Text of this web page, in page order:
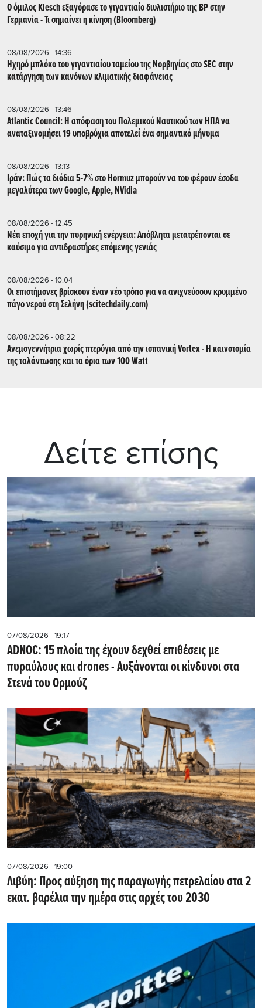
Ο όμιλος Klesch εξαγόρασε το γιγαντιαίο διυλιστήριο της BP στην
Γερμανία - Τι σημαίνει η κίνηση (Βloomberg)
08/08/2026 - 14:36
Ηχηρό μπλόκο του γιγαντιαίου ταμείου της Νορβηγίας στο SEC στην
κατάργηση των κανόνων κλιματικής διαφάνειας
08/08/2026 - 13:46
Atlantic Council: Η απόφαση του Πολεμικού Ναυτικού των ΗΠΑ να
αναταξινομήσει 19 υποβρύχια αποτελεί ένα σημαντικό μήνυμα
08/08/2026 - 13:13
Ιράν: Πώς τα διόδια 5-7% στο Hormuz μπορούν να του φέρουν έσοδα
μεγαλύτερα των Google, Apple, NVidia
08/08/2026 - 12:45
Νέα εποχή για την πυρηνική ενέργεια: Απόβλητα μετατρέπονται σε
καύσιμο για αντιδραστήρες επόμενης γενιάς
08/08/2026 - 10:04
Οι επιστήμονες βρίσκουν έναν νέο τρόπο για να ανιχνεύσουν κρυμμένο
πάγο νερού στη Σελήνη (scitechdaily.com)
08/08/2026 - 08:22
Ανεμογεννήτρια χωρίς πτερύγια από την ισπανική Vortex - Η καινοτομία
της ταλάντωσης και τα όρια των 100 Watt
Δείτε επίσης
07/08/2026 - 19:17
ADNOC: 15 πλοία της έχουν δεχθεί επιθέσεις με
πυραύλους και drones - Aυξάνονται οι κίνδυνοι στα
Στενά του Ορμούζ
07/08/2026 - 19:00
Λιβύη: Προς αύξηση της παραγωγής πετρελαίου στα 2
εκατ. βαρέλια την ημέρα στις αρχές του 2030